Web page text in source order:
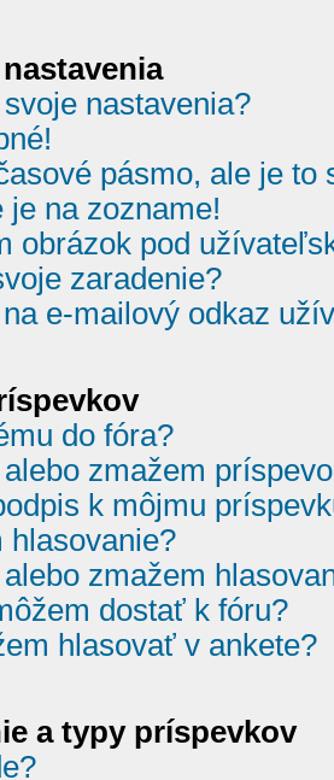
nastavenia?
pásmo, ale je to
je na zozname!
obrázok pod
zaradenie?
e-mailový odkaz
do fóra?
zmažem
k môjmu
hlasovanie?
zmažem
dostať k fóru?
hlasovať v ankete?
a typy príspevkov